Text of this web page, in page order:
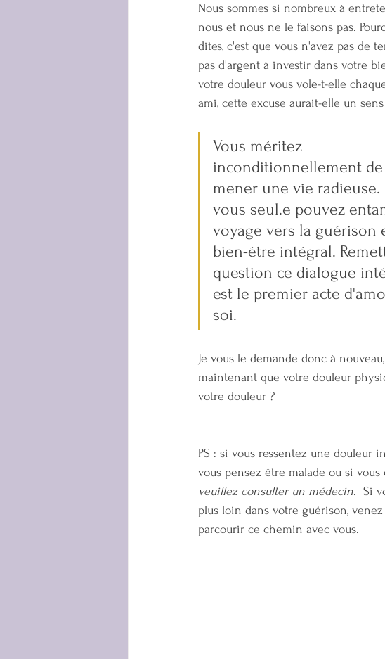
Nous sommes si nombreux à
nous et nous ne le faisons pas.
dites, c'est que vous n'avez pas de
pas d'argent à investir dans votre
votre douleur vous vole-t-elle
ami, cette excuse aurait-elle un sens
Vous méritez
inconditionnellement de
mener une vie radieuse.
vous seul.e pouvez
voyage vers la guérison
bien-être intégral.
question ce dialogue
est le premier acte
soi.
Je vous le demande donc à nouveau,
maintenant que votre douleur
votre douleur ?
PS : si vous ressentez une douleur
vous pensez être malade ou si
veuillez consulter un médecin.  Si
plus loin dans votre guérison,
parcourir ce chemin avec vous.